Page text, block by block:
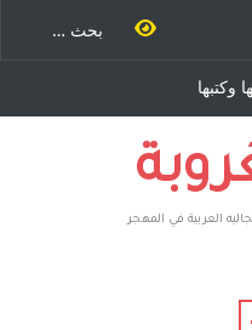
المستمر - قلم : راسم عبيدات
العربية في المهجر